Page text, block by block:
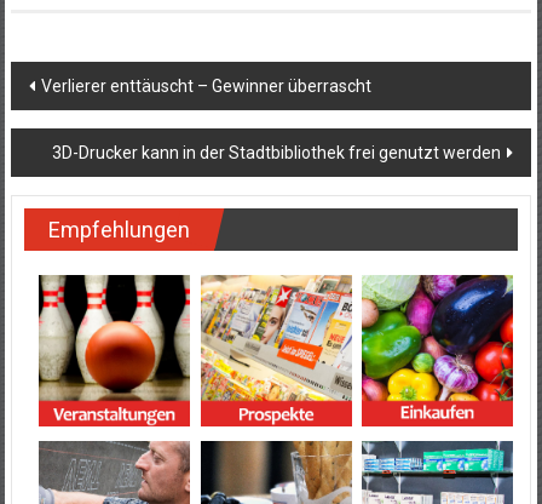
Beitragsnavigation
Verlierer enttäuscht – Gewinner überrascht
3D-Drucker kann in der Stadtbibliothek frei genutzt werden
Empfehlungen